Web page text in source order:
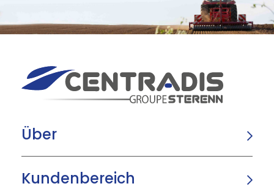
Über
Kundenbereich